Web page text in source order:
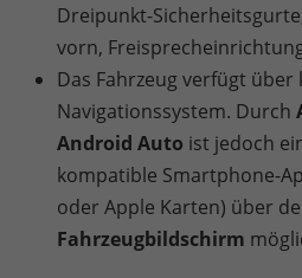
Dreipunkt-
vorn,
Das Fahrzeug verfügt
Navigationssystem. Durch
Android Auto ist jedoch
kompatible Smartphone-
oder Apple Karten) über
Fahrzeugbildschirm